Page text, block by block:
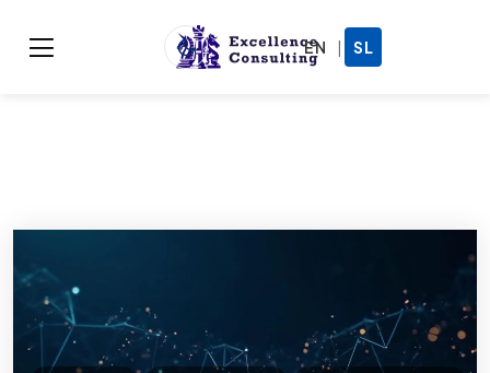
EN | SL